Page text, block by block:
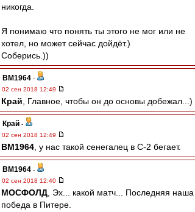
никогда.
Я понимаю что понять ты этого не мог или не
хотел, но может сейчас дойдёт.)
Соберись.))
BM1964 -
02 сен 2018 12:49
Край , Главное, чтобы он до основы добежал...)
Край -
02 сен 2018 12:49
BM1964 , у нас такой сенегалец в С-2 бегает.
BM1964 -
02 сен 2018 12:40
МОСФОЛД , Эх... какой матч... Последняя наша
победа в Питере.